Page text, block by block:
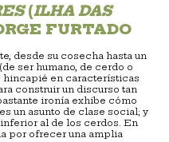
(ILHA DAS
FURTADO
desde su cosecha hasta un
ser humano, de cerdo o
hincapié en características
construir un discurso tan
ironía exhibe cómo
un asunto de clase social; y
al de los cerdos. En
por ofrecer una amplia